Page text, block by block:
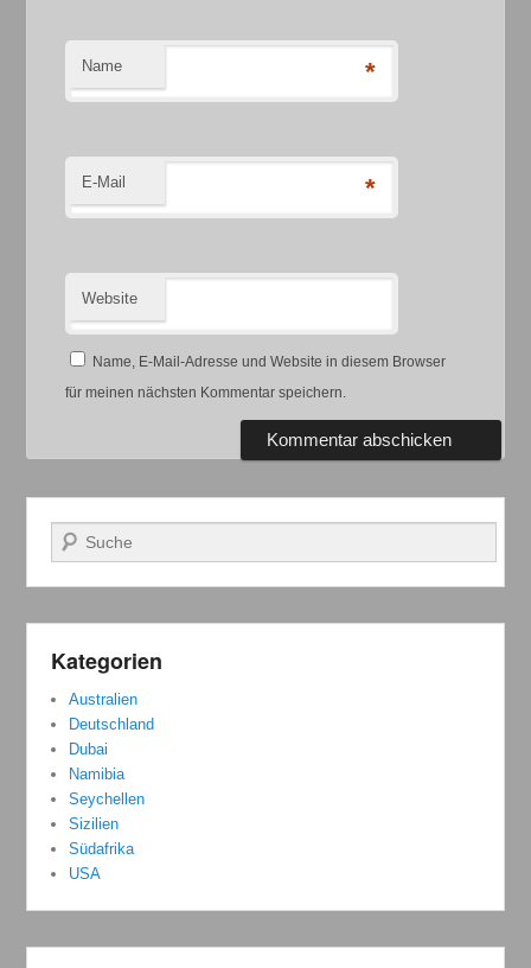
Name *
E-Mail *
Website
Name, E-Mail-Adresse und Website in diesem Browser
für meinen nächsten Kommentar speichern.
Suchen
Kategorien
Australien
Deutschland
Dubai
Namibia
Seychellen
Sizilien
Südafrika
USA